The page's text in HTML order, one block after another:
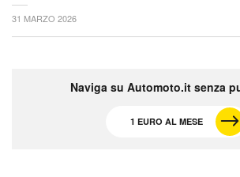
31 MARZO 2026
Naviga su Automoto.it senza
1 EURO AL MESE